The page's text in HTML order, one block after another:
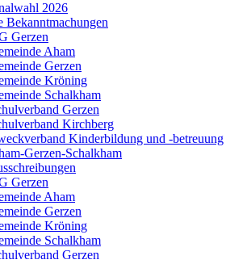
2026
Bekanntmachungen
Gerzen
Aham
Gerzen
Kröning
Schalkham
Gerzen
Kirchberg
Kinderbildung und -betreuung
Gerzen-Schalkham
Gerzen
Aham
Gerzen
Kröning
Schalkham
Gerzen